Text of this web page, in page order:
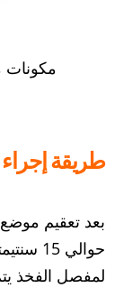
مكونات
طريقة
بعد تعقيم
حوالي
لمفصل الفخذ